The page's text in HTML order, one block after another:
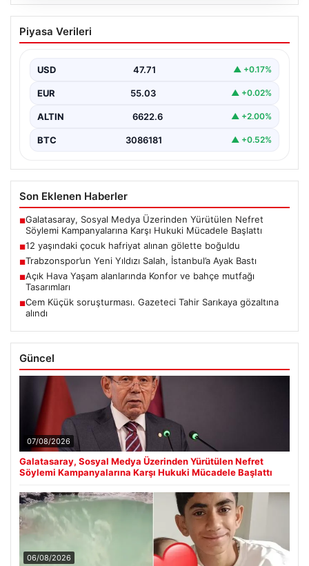
12 yaşındaki çocuk hafriyat alınan
gölette boğuldu
Boğuldu”, “content”: “ Erzurum’un Oltu ilçesinde
gerçekleşen…
Piyasa Verileri
USD 47.71 ▲ +0.17%
EUR 55.03 ▲ +0.02%
ALTIN 6622.6 ▲ +2.00%
BTC 3086181 ▲ +0.52%
Son Eklenen Haberler
■Galatasaray, Sosyal Medya Üzerinden Yürütülen Nefret
Söylemi Kampanyalarına Karşı Hukuki Mücadele Başlattı
■12 yaşındaki çocuk hafriyat alınan gölette boğuldu
■Trabzonspor’un Yeni Yıldızı Salah, İstanbul’a Ayak Bastı
■Açık Hava Yaşam alanlarında Konfor ve bahçe mutfağı
Tasarımları
■Cem Küçük soruşturması. Gazeteci Tahir Sarıkaya gözaltına
alındı
Güncel
07/08/2026
Galatasaray, Sosyal Medya Üzerinden Yürütülen Nefret
Söylemi Kampanyalarına Karşı Hukuki Mücadele Başlattı
06/08/2026